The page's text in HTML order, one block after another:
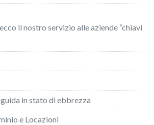
il nostro servizio alle aziende “chiavi
in stato di ebbrezza
e Locazioni